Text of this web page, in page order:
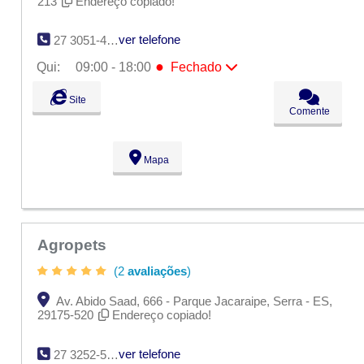
27 3051-4689
ver telefone
Qui:
09:00 - 18:00 ● Fechado
Seg:
Ter:
Qua:
09:00 - 18:00
09:00 - 18:00
Fechado
Fechado
Site
Comente
Mapa
Agropets
(2 avaliações)
Av. Abido Saad, 666 - Parque Jacaraipe, Serra - ES,
29175-520
Endereço copiado!
27 3252-5056
ver telefone